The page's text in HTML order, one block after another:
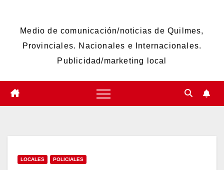
Medio de comunicación/noticias de Quilmes,
Provinciales. Nacionales e Internacionales.
Publicidad/marketing local
LOCALES POLICIALES